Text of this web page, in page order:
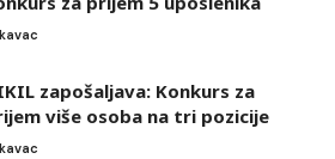
zapošaljava: Konkurs za
više osoba na tri pozicije